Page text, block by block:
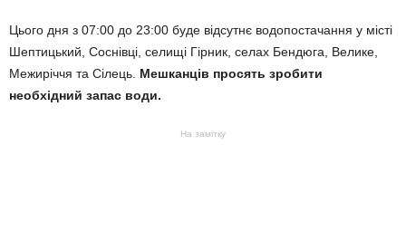
Цього дня з 07:00 до 23:00 буде відсутнє водопостачання у місті
Шептицький, Соснівці, селищі Гірник, селах Бендюга, Велике,
Межиріччя та Сілець. Мешканців просять зробити
необхідний запас води.
На замітку